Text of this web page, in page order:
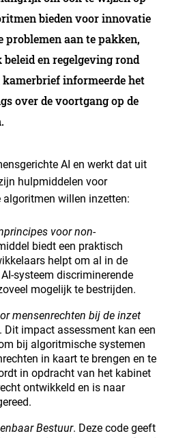
bieden voor innovatie
problemen aan te pakken,
en regelgeving rond
informeerde het
over de voortgang op de
AI en werkt dat uit
hulpmiddelen voor
willen inzetten:
voor non-
biedt een praktisch
helpt om al in de
systeem discriminerende
mogelijk te bestrijden.
mensenrechten bij de inzet
. Dit impact assessment kan een
bij algoritmische systemen
in kaart te brengen en te
in opdracht van het kabinet
ontwikkeld en is naar
Bestuur. Deze code geeft